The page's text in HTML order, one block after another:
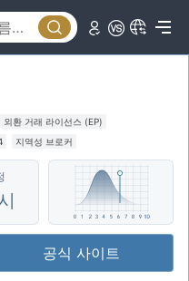
외환 거래 라이선스 (EP)
지역성 브로커
공식 사이트